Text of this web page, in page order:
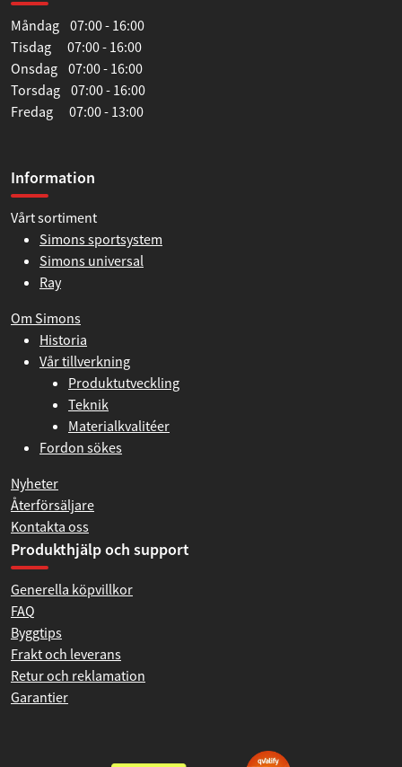
Måndag 07:00 - 16:00
Tisdag 07:00 - 16:00
Onsdag 07:00 - 16:00
Torsdag 07:00 - 16:00
Fredag 07:00 - 13:00
Information
Vårt sortiment
Simons sportsystem
Simons universal
Ray
Om Simons
Historia
Vår tillverkning
Produktutveckling
Teknik
Materialkvalitéer
Fordon sökes
Nyheter
Återförsäljare
Kontakta oss
Produkthjälp och support
Generella köpvillkor
FAQ
Byggtips
Frakt och leverans
Retur och reklamation
Garantier